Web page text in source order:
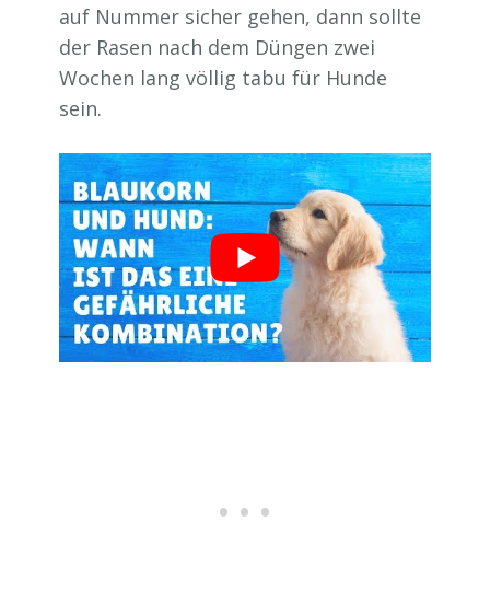
auf Nummer sicher gehen, dann sollte
der Rasen nach dem Düngen zwei
Wochen lang völlig tabu für Hunde
sein.